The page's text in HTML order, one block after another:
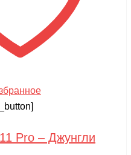
Pro – Джунгли